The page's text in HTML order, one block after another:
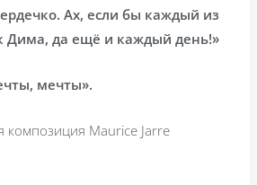
Ах, если бы каждый из
Дима, да ещё и каждый день!»
мечты».
композиция Maurice Jarre